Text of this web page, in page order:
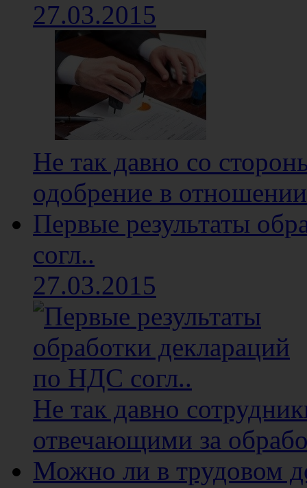
27.03.2015
Не так давно со
одобрение в
Первые результаты
согл..
27.03.2015
Не так давно
отвечающими за
Можно ли в трудовом